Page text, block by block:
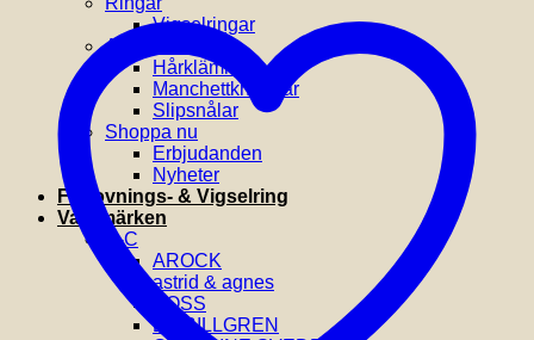
Vigselringar
Accessoarer
Hårklämmor
Manchettknappar
Slipsnålar
Shoppa nu
Erbjudanden
Nyheter
Förlovnings- & Vigselring
Varumärken
A-C
AROCK
astrid & agnes
BOSS
BY BILLGREN